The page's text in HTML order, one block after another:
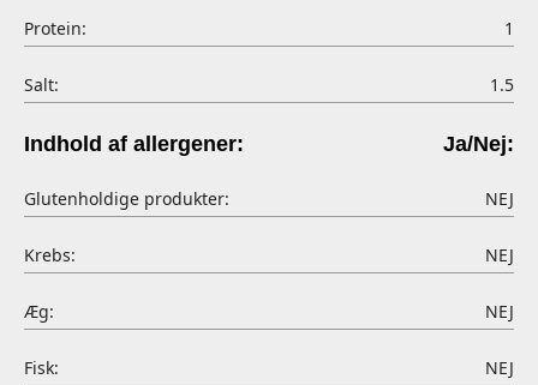
Protein: 1
Salt: 1.5
Indhold af allergener: Ja/Nej:
Glutenholdige produkter: NEJ
Krebs: NEJ
Æg: NEJ
Fisk: NEJ